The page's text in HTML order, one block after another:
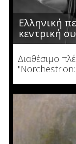
Ελληνική
κεντρική
Διαθέσιμο